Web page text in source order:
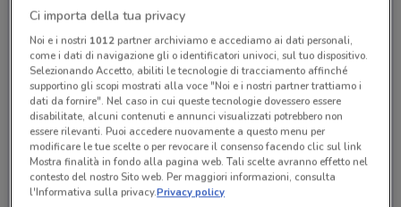
Ci dispiace, al momento non abbiamo pubblicato
Ci importa della tua privacy
Noi e i nostri 1012partner archiviamo e accediamo ai dati personali,
come i dati di navigazione gli o identificatori univoci, sul tuo dispositivo.
Selezionando Accetto, abiliti le tecnologie di tracciamento affinché
supportino gli scopi mostrati alla voce "Noi e i nostri partner trattiamo i
dati da fornire". Nel caso in cui queste tecnologie dovessero essere
disabilitate, alcuni contenuti e annunci visualizzati potrebbero non
essere rilevanti. Puoi accedere nuovamente a questo menu per
modificare le tue scelte o per revocare il consenso facendo clic sul link
Mostra finalità in fondo alla pagina web. Tali scelte avranno effetto nel
contesto del nostro Sito web. Per maggiori informazioni, consulta
l'Informativa sulla privacy.Privacy policy